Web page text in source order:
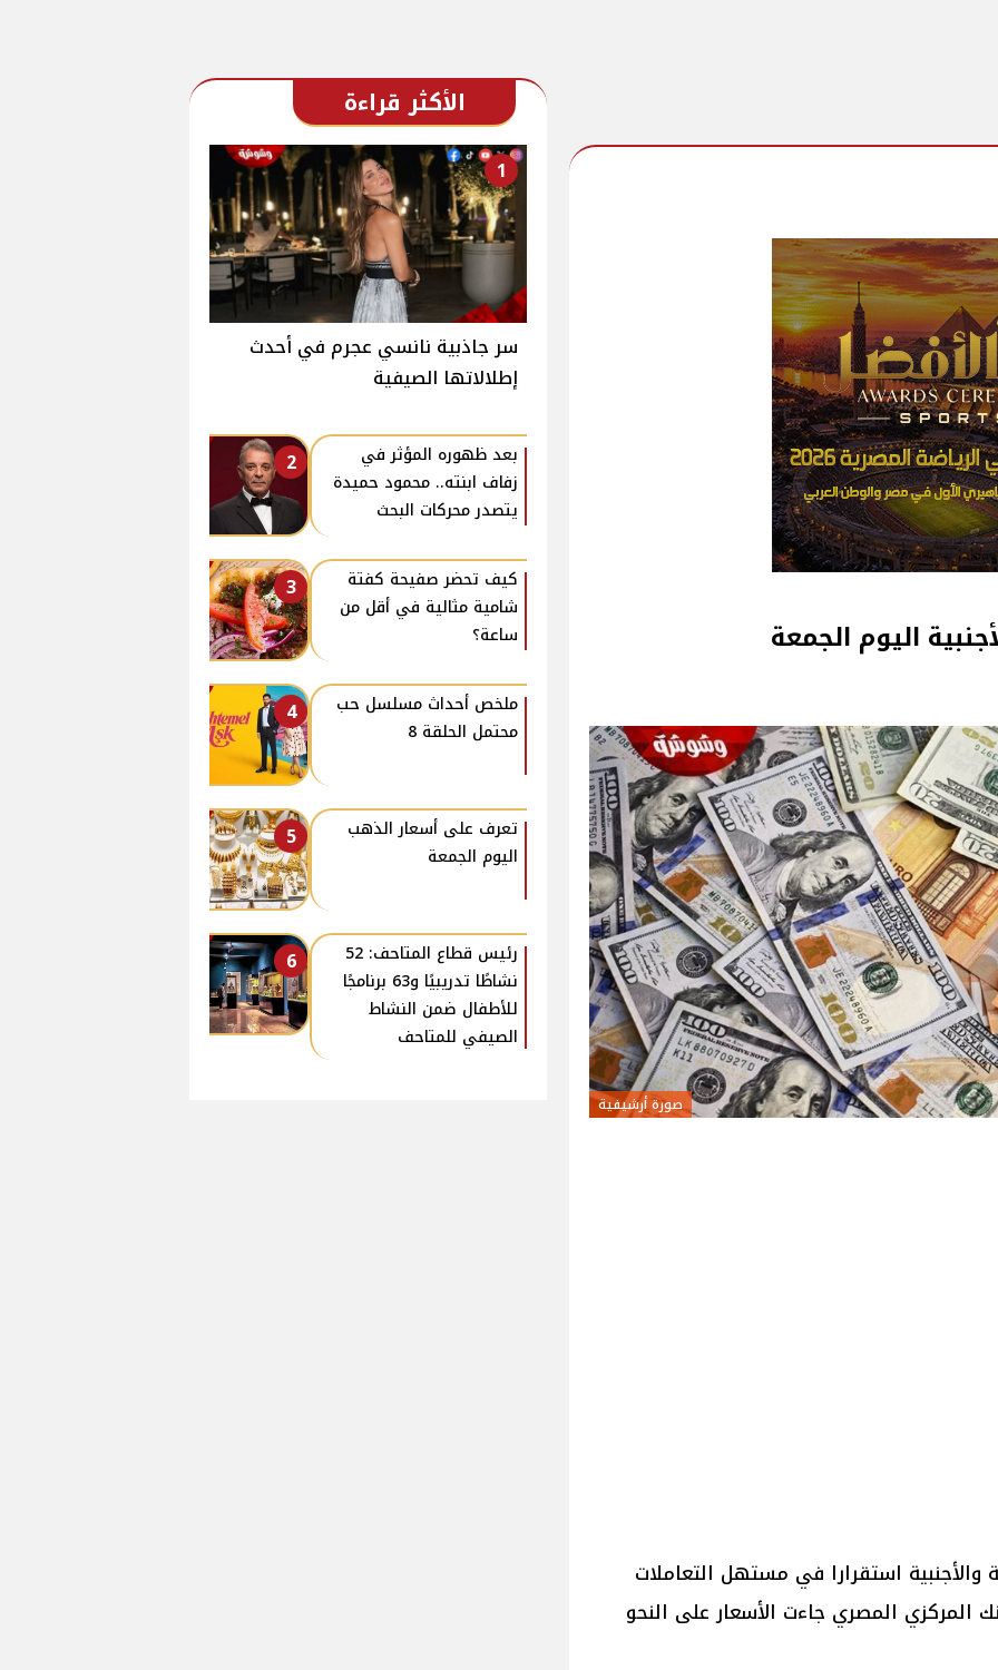
اليوم الجمعة
صورة أرشيفية
استقرارا في مستهل التعاملات
المركزي المصري جاءت الأسعار على النحو
الأكثر قراءة
1
سر جاذبية نانسي عجرم في أحدث
إطلالاتها الصيفية
2
بعد ظهوره المؤثر في
زفاف ابنته.. محمود حميدة
يتصدر محركات البحث
3
كيف تحضر صفيحة كفتة
شامية مثالية في أقل من
ساعة؟
4
ملخص أحداث مسلسل حب
محتمل الحلقة 8
5
تعرف على أسعار الذهب
اليوم الجمعة
6
رئيس قطاع المتاحف: 52
نشاطًا تدريبيًا و63 برنامجًا
للأطفال ضمن النشاط
الصيفي للمتاحف